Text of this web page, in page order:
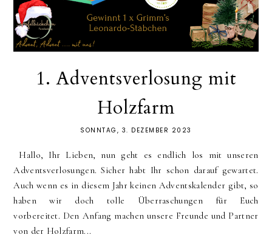
1. Adventsverlosung mit
Holzfarm
SONNTAG, 3. DEZEMBER 2023
Hallo, Ihr Lieben, nun geht es endlich los mit unseren
Adventsverlosungen. Sicher habt Ihr schon darauf gewartet.
Auch wenn es in diesem Jahr keinen Adventskalender gibt, so
haben wir doch tolle Überraschungen für Euch
vorbereitet. Den Anfang machen unsere Freunde und Partner
von der Holzfarm...